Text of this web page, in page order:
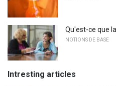
Qu'est-ce que
NOTIONS DE BASE
Intresting articles